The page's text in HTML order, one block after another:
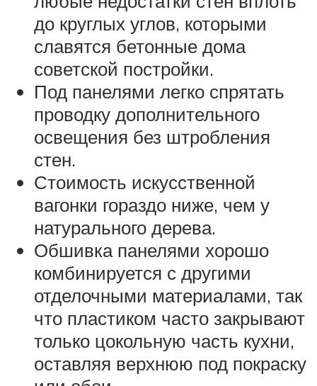
до круглых углов, которыми
славятся бетонные дома
советской постройки.
Под панелями легко спрятать
проводку дополнительного
освещения без штробления
стен.
Стоимость искусственной
вагонки гораздо ниже, чем у
натурального дерева.
Обшивка панелями хорошо
комбинируется с другими
отделочными материалами, так
что пластиком часто закрывают
только цокольную часть кухни,
оставляя верхнюю под покраску